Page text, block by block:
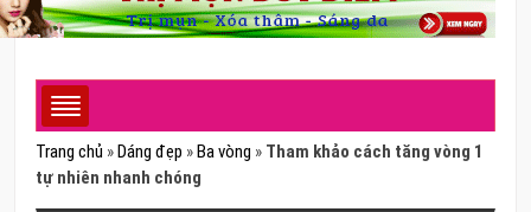
Trang chủ » Dáng đẹp » Ba vòng » Tham khảo cách tăng vòng 1
tự nhiên nhanh chóng